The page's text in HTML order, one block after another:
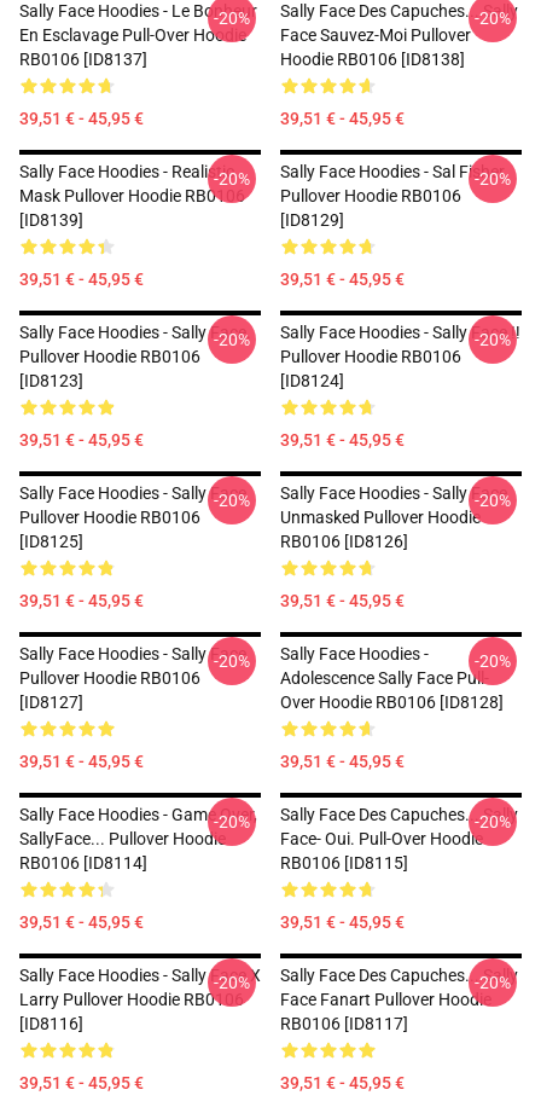
Sally Face Hoodies - Le Bonheur
En Esclavage Pull-Over Hoodie
RB0106 [ID8137]
39,51 € - 45,95 €
-20%
Sally Face Des Capuches... Sally
Face Sauvez-Moi Pullover
Hoodie RB0106 [ID8138]
39,51 € - 45,95 €
-20%
Sally Face Hoodies - Realistic
Mask Pullover Hoodie RB0106
[ID8139]
39,51 € - 45,95 €
-20%
Sally Face Hoodies - Sal Fisher
Pullover Hoodie RB0106
[ID8129]
39,51 € - 45,95 €
-20%
Sally Face Hoodies - Sally Face.
Pullover Hoodie RB0106
[ID8123]
39,51 € - 45,95 €
-20%
Sally Face Hoodies - Sally Face !!
Pullover Hoodie RB0106
[ID8124]
39,51 € - 45,95 €
-20%
Sally Face Hoodies - Sally Face
Pullover Hoodie RB0106
[ID8125]
39,51 € - 45,95 €
-20%
Sally Face Hoodies - Sally Face
Unmasked Pullover Hoodie
RB0106 [ID8126]
39,51 € - 45,95 €
-20%
Sally Face Hoodies - Sally Face
Pullover Hoodie RB0106
[ID8127]
39,51 € - 45,95 €
-20%
Sally Face Hoodies -
Adolescence Sally Face Pull-
Over Hoodie RB0106 [ID8128]
39,51 € - 45,95 €
-20%
Sally Face Hoodies - Game Over,
SallyFace... Pullover Hoodie
RB0106 [ID8114]
39,51 € - 45,95 €
-20%
Sally Face Des Capuches... Sally
Face- Oui. Pull-Over Hoodie
RB0106 [ID8115]
39,51 € - 45,95 €
-20%
Sally Face Hoodies - Sally Face X
Larry Pullover Hoodie RB0106
[ID8116]
39,51 € - 45,95 €
-20%
Sally Face Des Capuches... Sally
Face Fanart Pullover Hoodie
RB0106 [ID8117]
39,51 € - 45,95 €
-20%